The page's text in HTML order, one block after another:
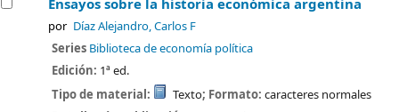
Ensayos sobre la historia económica argentina
por Díaz Alejandro, Carlos F
Series Biblioteca de economía política
Edición: 1ª ed.
Tipo de material:
Texto; Formato: caracteres normales